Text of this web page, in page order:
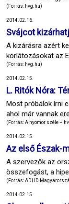
(Forrás: hvg.hu)
2014.02.16.
Svájcot
A kizárásra azért
korlátozásokat az
(Forrás: hvg.hu)
2014.02.15.
L. Ritók Nóra:
Most próbálok írni
ahol már vannak
(Forrás: A nyomor széle –
2014.02.15.
Az első Észak-
A szervezők az
összefogást, a
(Forrás: ADHD
2014.02.15.